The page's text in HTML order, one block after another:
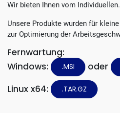
Wir bieten Ihnen vom
Unsere Produkte wurden für
zur Optimierung der
Fernwartung:
Windows:
.MSI oder
Linux x64: .TAR.GZ